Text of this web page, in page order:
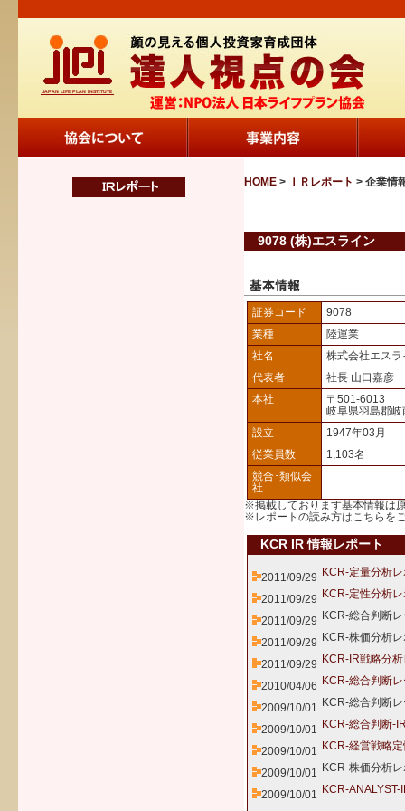
HOME > ＩＲレポート > 企業情
9078 (株)エスライン
証券コード
9078
業種
陸運業
社名
株式会社エス
代表者
社長 山口嘉彦
本社
〒501-6013
岐阜県羽島郡
設立
1947年03月
従業員数
1,103名
競合･類似会
社
※掲載しております基本情報は
※レポートの読み方はこちら を
KCR IR 情報レポート
2011/09/29 KCR-定量分析
2011/09/29 KCR-定性分析
2011/09/29 KCR-総合判断
2011/09/29 KCR-株価分析
2011/09/29 KCR-IR戦略分
2010/04/06 KCR-総合判断
2009/10/01 KCR-総合判断
2009/10/01 KCR-総合判断-
2009/10/01 KCR-経営戦略
2009/10/01 KCR-株価分析
2009/10/01 KCR-